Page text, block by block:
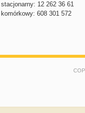
stacjonarny: 12 262 36 61
komórkowy: 608 301 572